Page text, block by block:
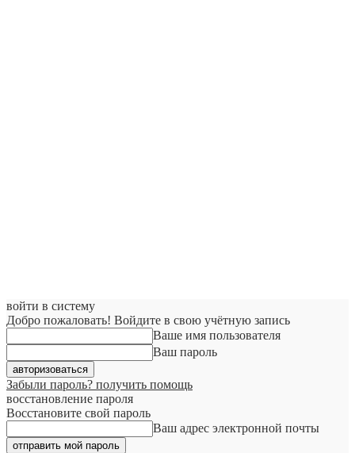
войти в систему
Добро пожаловать! Войдите в свою учётную запись
Ваше имя пользователя
Ваш пароль
Забыли пароль? получить помощь
восстановление пароля
Восстановите свой пароль
Ваш адрес электронной почты